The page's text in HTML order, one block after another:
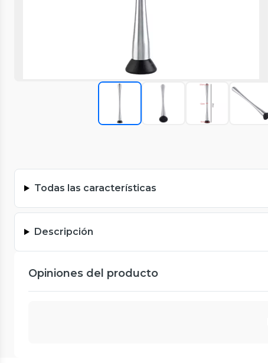
Todas las características
Descripción
Opiniones del producto